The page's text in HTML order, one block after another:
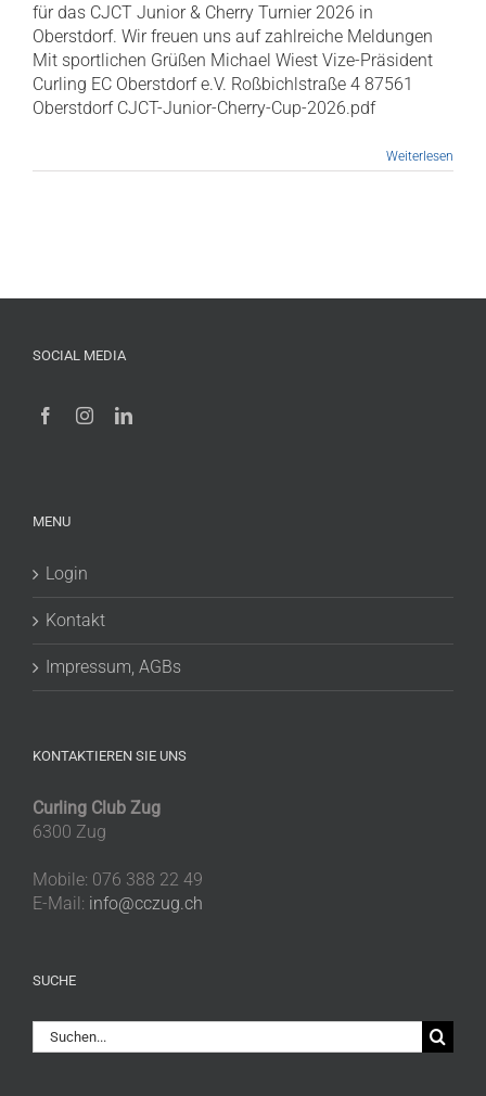
für das CJCT Junior & Cherry Turnier 2026 in
Oberstdorf. Wir freuen uns auf zahlreiche Meldungen
Mit sportlichen Grüßen Michael Wiest Vize-Präsident
Curling EC Oberstdorf e.V. Roßbichlstraße 4 87561
Oberstdorf CJCT-Junior-Cherry-Cup-2026.pdf
Weiterlesen
SOCIAL MEDIA
MENU
Login
Kontakt
Impressum, AGBs
KONTAKTIEREN SIE UNS
Curling Club Zug
6300 Zug
Mobile: 076 388 22 49
E-Mail: info@cczug.ch
SUCHE
Suche
nach: